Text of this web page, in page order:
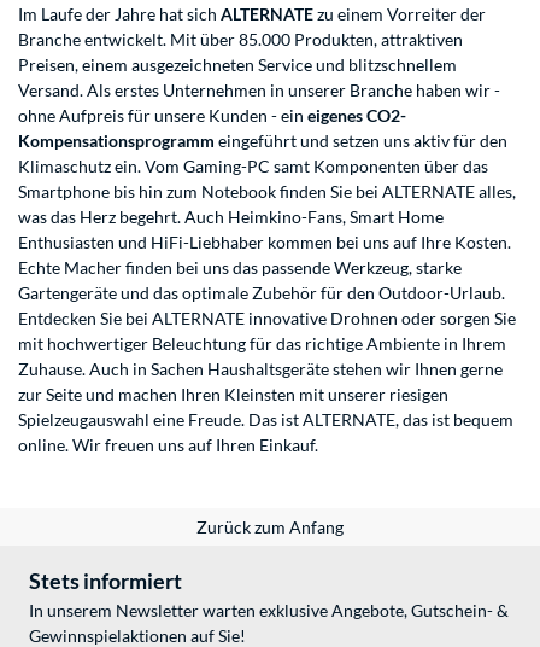
Im Laufe der Jahre hat sich ALTERNATEzu einem Vorreiter der
Branche entwickelt. Mit über 85.000 Produkten, attraktiven
Preisen, einem ausgezeichneten Service und blitzschnellem
Versand. Als erstes Unternehmen in unserer Branche haben wir -
ohne Aufpreis für unsere Kunden - ein eigenes CO2-
Kompensationsprogramm eingeführt und setzen uns aktiv für den
Klimaschutz ein. Vom Gaming-PC samt Komponenten über das
Smartphone bis hin zum Notebook finden Sie bei ALTERNATE alles,
was das Herz begehrt. Auch Heimkino-Fans, Smart Home
Enthusiasten und HiFi-Liebhaber kommen bei uns auf Ihre Kosten.
Echte Macher finden bei uns das passende Werkzeug, starke
Gartengeräte und das optimale Zubehör für den Outdoor-Urlaub.
Entdecken Sie bei ALTERNATE innovative Drohnen oder sorgen Sie
mit hochwertiger Beleuchtung für das richtige Ambiente in Ihrem
Zuhause. Auch in Sachen Haushaltsgeräte stehen wir Ihnen gerne
zur Seite und machen Ihren Kleinsten mit unserer riesigen
Spielzeugauswahl eine Freude. Das ist ALTERNATE, das ist bequem
online. Wir freuen uns auf Ihren Einkauf.
Zurück zum Anfang
Stets informiert
In unserem Newsletter warten exklusive Angebote, Gutschein- &
Gewinnspielaktionen auf Sie!